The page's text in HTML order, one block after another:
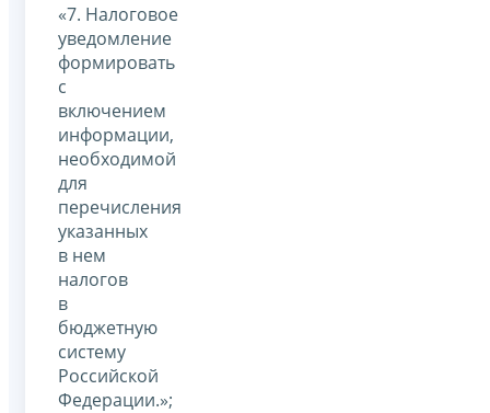
«7. Налоговое
уведомление
формировать
с
включением
информации,
необходимой
для
перечисления
указанных
в нем
налогов
в
бюджетную
систему
Российской
Федерации.»;